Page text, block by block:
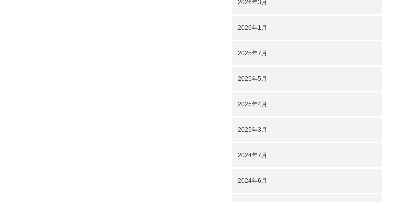
2026年3月
2026年1月
2025年7月
2025年5月
2025年4月
2025年3月
2024年7月
2024年6月